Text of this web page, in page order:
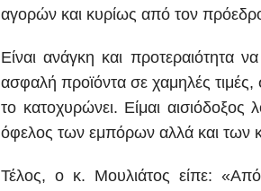
αγορών και κυρίως από τον
Είναι ανάγκη και προτεραιότητα
ασφαλή προϊόντα σε χαμηλές τιμές,
το κατοχυρώνει. Είμαι
όφελος των εμπόρων αλλά και των
Τέλος, ο κ. Μουλιάτος είπε: